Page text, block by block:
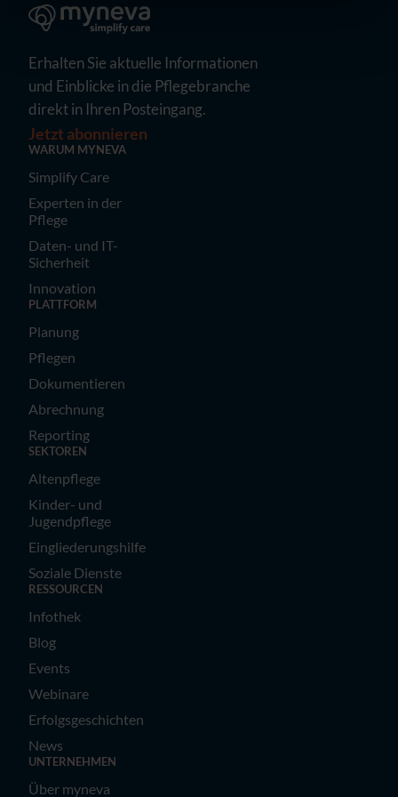
Erhalten Sie aktuelle Informationen
und Einblicke in die Pflegebranche
direkt in Ihren Posteingang.
Jetzt abonnieren
WARUM MYNEVA
Simplify Care
Experten in der
Pflege
Daten- und IT-
Sicherheit
Innovation
PLATTFORM
Planung
Pflegen
Dokumentieren
Abrechnung
Reporting
SEKTOREN
Altenpflege
Kinder- und
Jugendpflege
Eingliederungshilfe
Soziale Dienste
RESSOURCEN
Infothek
Blog
Events
Webinare
Erfolgsgeschichten
News
UNTERNEHMEN
Über myneva